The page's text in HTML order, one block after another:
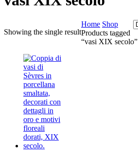
Showing the single result
Home Shop
Products tagged
“vasi XIX secolo”